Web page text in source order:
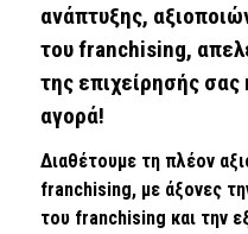
ανάπτυξης,
του franchising,
της επιχείρησής σας
αγορά!
Διαθέτουμε τη πλέον
franchising, με άξονες
του franchising και την